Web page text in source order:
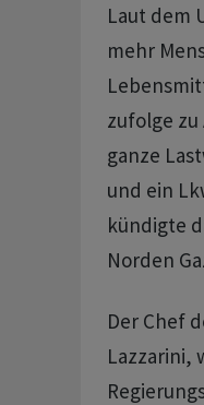
Laut dem
mehr
zufolge
ganze
und ein
kündigte
Norden
Der Chef
Lazzarini,